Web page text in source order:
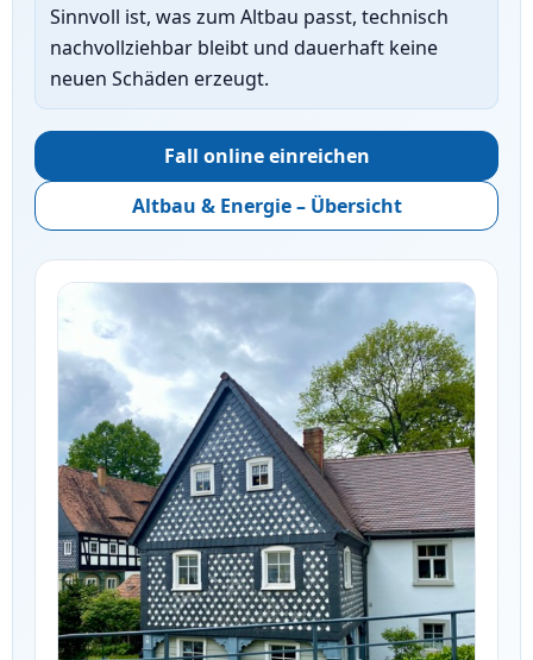
Sinnvoll ist, was zum Altbau passt, technisch
nachvollziehbar bleibt und dauerhaft keine
neuen Schäden erzeugt.
Fall online einreichen
Altbau & Energie – Übersicht